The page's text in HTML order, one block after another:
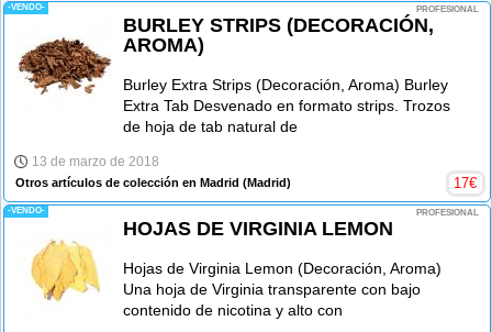
-VENDO- PROFESIONAL
BURLEY STRIPS (DECORACIÓN,
AROMA)
Burley Extra Strips (Decoración, Aroma) Burley
Extra Tab Desvenado en formato strips. Trozos
de hoja de tab natural de
13 de marzo de 2018
Otros artículos de colección en Madrid (Madrid) 17€
-VENDO- PROFESIONAL
HOJAS DE VIRGINIA LEMON
Hojas de Virginia Lemon (Decoración, Aroma)
Una hoja de Virginia transparente con bajo
contenido de nicotina y alto con